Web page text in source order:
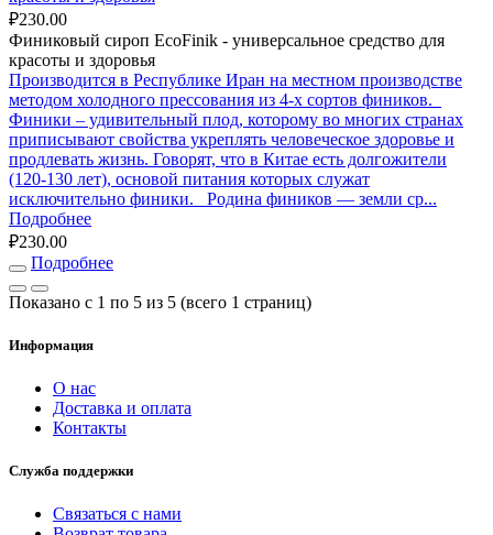
₽230.00
Финиковый сироп EcoFinik - универсальное средство для
красоты и здоровья
Производится в Республике Иран на местном производстве
методом холодного прессования из 4-х сортов фиников.
Финики – удивительный плод, которому во многих странах
приписывают свойства укреплять человеческое здоровье и
продлевать жизнь. Говорят, что в Китае есть долгожители
(120-130 лет), основой питания которых служат
исключительно финики. Родина фиников ― земли ср...
Подробнее
₽230.00
Подробнее
Показано с 1 по 5 из 5 (всего 1 страниц)
Информация
O нас
Доставка и оплата
Контакты
Служба поддержки
Связаться с нами